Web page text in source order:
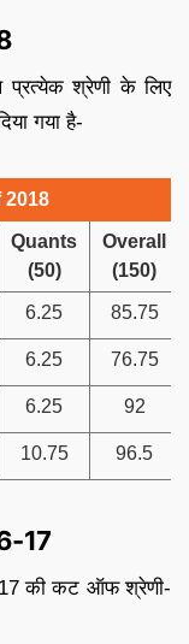
श्रेणी के लिए
गया है-
2018
Quants
(50)
Overall
(150)
6.25 85.75
6.25 76.75
6.25 92
10.75 96.5
17
17 की कट ऑफ श्रेणी-